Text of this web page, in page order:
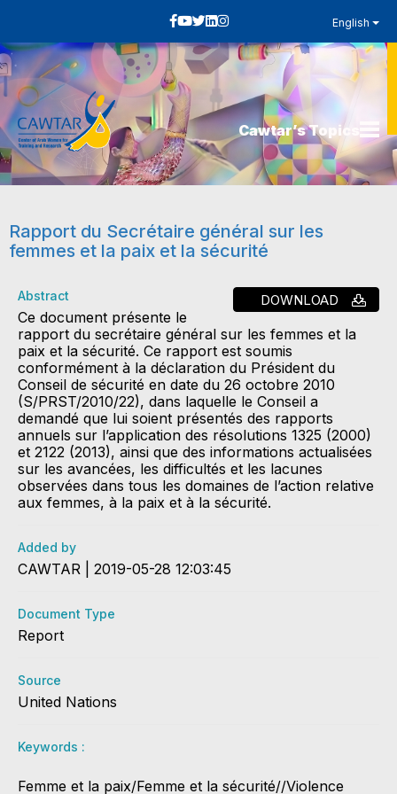
English
Cawtar’s Topics
Rapport du Secrétaire général sur les
femmes et la paix et la sécurité
DOWNLOAD
Abstract
Ce document présente le
rapport du secrétaire général sur les femmes et la
paix et la sécurité. Ce rapport est soumis
conformément à la déclaration du Président du
Conseil de sécurité en date du 26 octobre 2010
(S/PRST/2010/22), dans laquelle le Conseil a
demandé que lui soient présentés des rapports
annuels sur l’application des résolutions 1325 (2000)
et 2122 (2013), ainsi que des informations actualisées
sur les avancées, les difficultés et les lacunes
observées dans tous les domaines de l’action relative
aux femmes, à la paix et à la sécurité.
Added by
CAWTAR | 2019-05-28 12:03:45
Document Type
Report
Source
United Nations
Keywords :
​Femme et la paix/Femme et la sécurité//Violence